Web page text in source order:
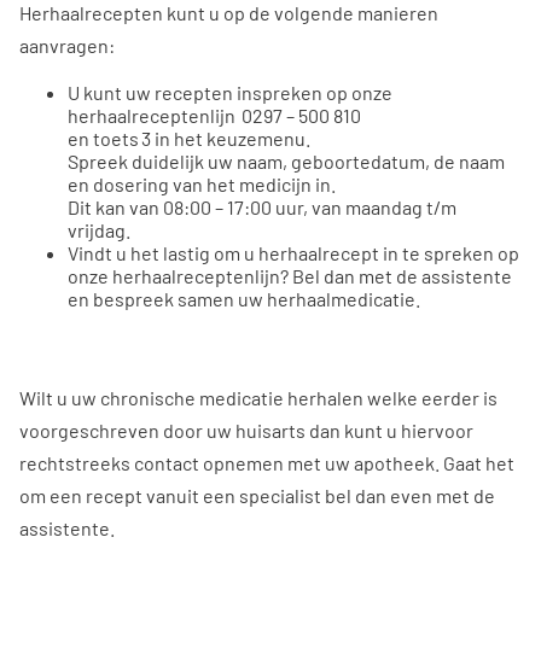
Herhaalrecepten kunt u op de volgende manieren
aanvragen:
U kunt uw recepten inspreken op onze
herhaalreceptenlijn 0297 – 500 810
en toets 3 in het keuzemenu.
Spreek duidelijk uw naam, geboortedatum, de naam
en dosering van het medicijn in.
Dit kan van 08:00 – 17:00 uur, van maandag t/m
vrijdag.
Vindt u het lastig om u herhaalrecept in te spreken op
onze herhaalreceptenlijn? Bel dan met de assistente
en bespreek samen uw herhaalmedicatie.
Wilt u uw chronische medicatie herhalen welke eerder is
voorgeschreven door uw huisarts dan kunt u hiervoor
rechtstreeks contact opnemen met uw apotheek. Gaat het
om een recept vanuit een specialist bel dan even met de
assistente.